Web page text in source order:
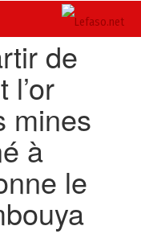
de
l’or
mines
à
le